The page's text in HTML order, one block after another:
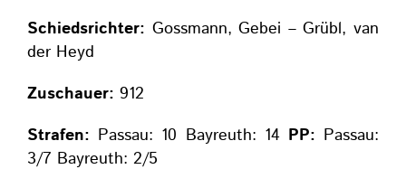
Schiedsrichter: Gossmann, Gebei – Grübl, van
der Heyd
Zuschauer: 912
Strafen: Passau: 10 Bayreuth: 14 PP: Passau:
3/7 Bayreuth: 2/5